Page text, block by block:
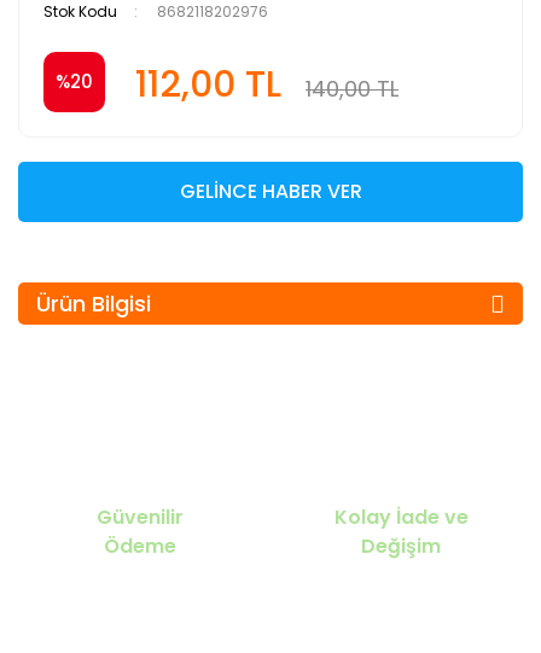
Stok Kodu
8682118202976
%20 112,00 TL 140,00 TL
GELİNCE HABER VER
Ürün Bilgisi
Güvenilir
Ödeme
Kolay İade ve
Değişim